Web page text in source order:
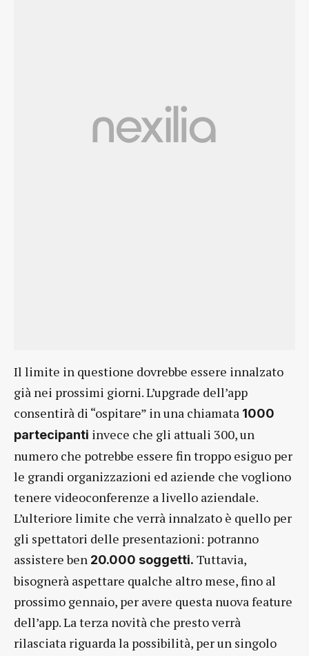
Il limite in questione dovrebbe essere innalzato
già nei prossimi giorni. L’upgrade dell’app
consentirà di “ospitare” in una chiamata 1000
partecipanti invece che gli attuali 300, un
numero che potrebbe essere fin troppo esiguo per
le grandi organizzazioni ed aziende che vogliono
tenere videoconferenze a livello aziendale.
L’ulteriore limite che verrà innalzato è quello per
gli spettatori delle presentazioni: potranno
assistere ben 20.000 soggetti. Tuttavia,
bisognerà aspettare qualche altro mese, fino al
prossimo gennaio, per avere questa nuova feature
dell’app. La terza novità che presto verrà
rilasciata riguarda la possibilità, per un singolo